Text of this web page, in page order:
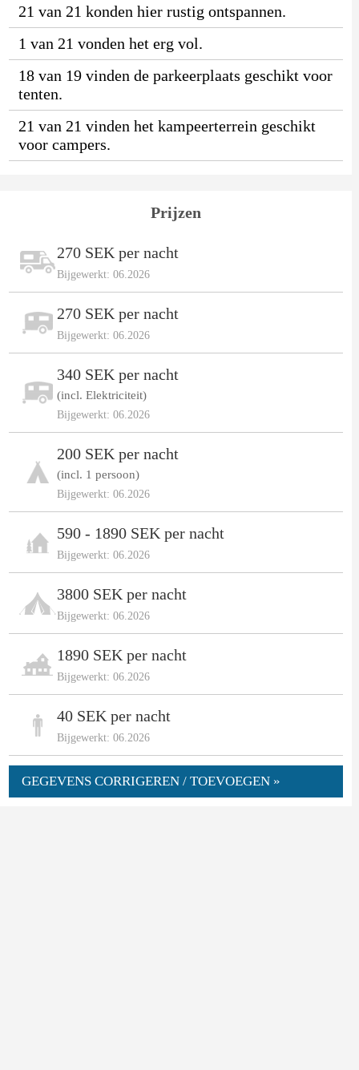
21 van 21 konden hier rustig ontspannen.
1 van 21 vonden het erg vol.
18 van 19 vinden de parkeerplaats geschikt voor
tenten.
21 van 21 vinden het kampeerterrein geschikt
voor campers.
Prijzen
270 SEK per nacht
Bijgewerkt: 06.2026
270 SEK per nacht
Bijgewerkt: 06.2026
340 SEK per nacht
(incl. Elektriciteit)
Bijgewerkt: 06.2026
200 SEK per nacht
(incl. 1 persoon)
Bijgewerkt: 06.2026
590 - 1890 SEK per nacht
Bijgewerkt: 06.2026
3800 SEK per nacht
Bijgewerkt: 06.2026
1890 SEK per nacht
Bijgewerkt: 06.2026
40 SEK per nacht
Bijgewerkt: 06.2026
GEGEVENS CORRIGEREN / TOEVOEGEN »